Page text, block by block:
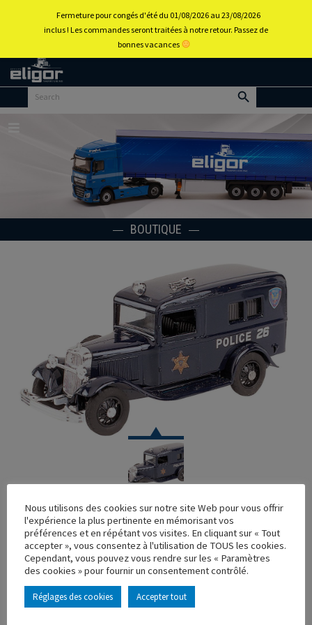
Retour
BOUTIQUE
VOITURE
FORD V8 FOURGON POLICE USA
Réf. : 100198
Rupture de stock
Caractéristique principales :
Nous utilisons des cookies sur notre site Web pour vous offrir
l'expérience la plus pertinente en mémorisant vos
préférences et en répétant vos visites. En cliquant sur « Tout
accepter », vous consentez à l'utilisation de TOUS les cookies.
Cependant, vous pouvez vous rendre sur les « Paramètres
des cookies » pour fournir un consentement contrôlé.
Réglages des cookies Accepter tout
Fermeture pour congés d'été du 01/08/2026 au 23/08/2026
inclus ! Les commandes seront traitées à notre retour. Passez de
bonnes vacances